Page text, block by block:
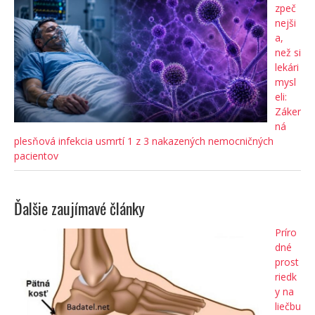
zpeč
nejši
a,
než si
lekári
mysl
eli:
Záker
ná
plesňová infekcia usmrtí 1 z 3 nakazených nemocničných
pacientov
Ďalšie zaujímavé články
Príro
dné
prost
riedk
y na
liečbu